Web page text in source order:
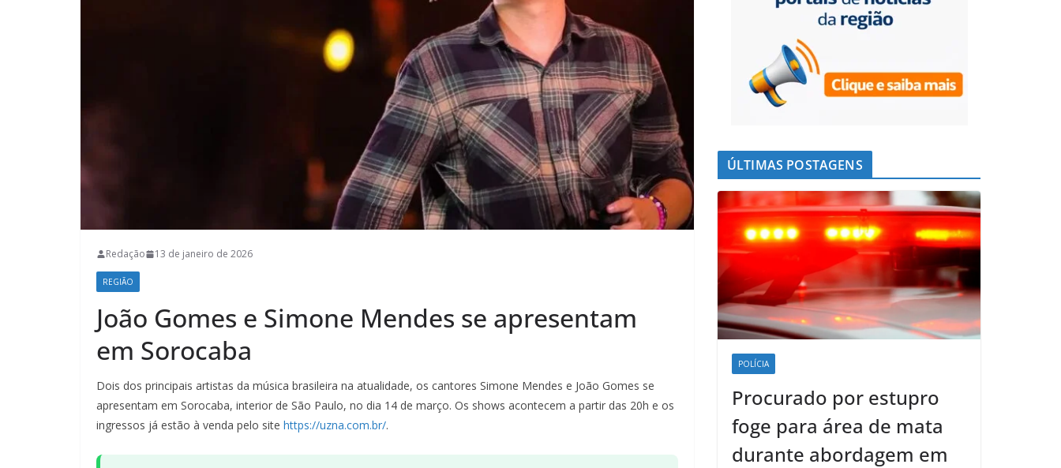
Redação 13 de janeiro de 2026
REGIÃO
João Gomes e Simone Mendes se apresentam
em Sorocaba
Dois dos principais artistas da música brasileira na atualidade, os cantores Simone Mendes e João Gomes se
apresentam em Sorocaba, interior de São Paulo, no dia 14 de março. Os shows acontecem a partir das 20h e os
ingressos já estão à venda pelo site https://uzna.com.br/.
ÚLTIMAS POSTAGENS
POLÍCIA
Procurado por estupro
foge para área de mata
durante abordagem em